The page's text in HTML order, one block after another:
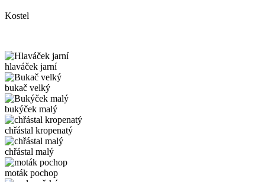
Kostel
hlaváček jarní
bukač velký
bukýček malý
chřástal kropenatý
chřástal malý
moták pochop